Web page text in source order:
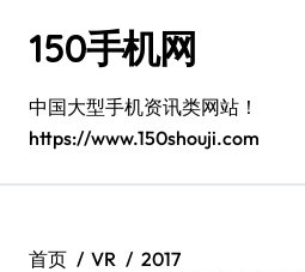
150手机网
中国大型手机资讯类网站！
https://www.150shouji.com
首页 VR
2017